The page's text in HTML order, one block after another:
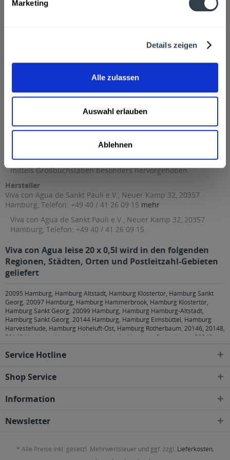
Marketing
Details zeigen
Alle zulassen
Auswahl erlauben
Ablehnen
"Viva con Agua leise 20 x 0,5l"
Fragen zum Artikel?
Weitere Artikel von Viva con Agua
Zutaten und Allergene
Quellwasser ohne Kohlensäuremehr
Quellwasser ohne Kohlensäure
Anmerkung: Sofern Allergene vorhanden sind, sind diese
mittels Großbuchstaben besonders hervorgehoben
Hersteller
Viva con Agua de Sankt Pauli e.V., Neuer Kamp 32, 20357
Hamburg, Telefon: +49 40 / 41 26 09 15 mehr
Viva con Agua de Sankt Pauli e.V., Neuer Kamp 32, 20357
Hamburg, Telefon: +49 40 / 41 26 09 15
Viva con Agua leise 20 x 0,5l wird in den folgenden
Regionen, Städten, Orten und Postleitzahl-Gebieten
geliefert
20095 Hamburg, Hamburg Altstadt, Hamburg Klostertor, Hamburg Sankt
Georg, 20097 Hamburg, Hamburg Hammerbrook, Hamburg Klostertor,
Hamburg Sankt Georg, 20099 Hamburg, Hamburg Hamburg-Altstadt,
Hamburg Sankt Georg, 20144 Hamburg, Hamburg Eimsbüttel, Hamburg
Harvestehude, Hamburg Hoheluft-Ost, Hamburg Rotherbaum, 20146, 20148,
20149 Hamburg, Hamburg Harvestehude, Hamburg Rotherbaum
20249
Ost, Hamburg Winterhude
20251 Hamburg, Hamburg Alsterdorf, Hamburg
Hamburg Harvestehude, Hamburg Hoheluft-Ost, Hamburg Hoheluft-West,
Hamburg Lokstedt
Hamburg Altona-Nord, Hamburg Eimsbüttel
Pauli,20357 Hamburg, Hamburg Altona-Altstadt, Hamburg Altona-Nord,
Pauli,20457 Hamburg, Hamburg Hamburg-Altstadt, Hamburg Kleiner
Service Hotline
Shop Service
Information
Newsletter
* Alle Preise inkl. gesetzl. Mehrwertsteuer und ggf. zzgl. Lieferkosten,